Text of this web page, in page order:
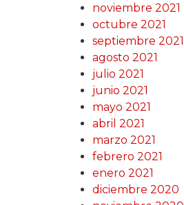
noviembre 2021
octubre 2021
septiembre 2021
agosto 2021
julio 2021
junio 2021
mayo 2021
abril 2021
marzo 2021
febrero 2021
enero 2021
diciembre 2020